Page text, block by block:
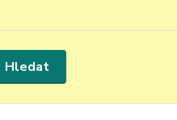
Hledat